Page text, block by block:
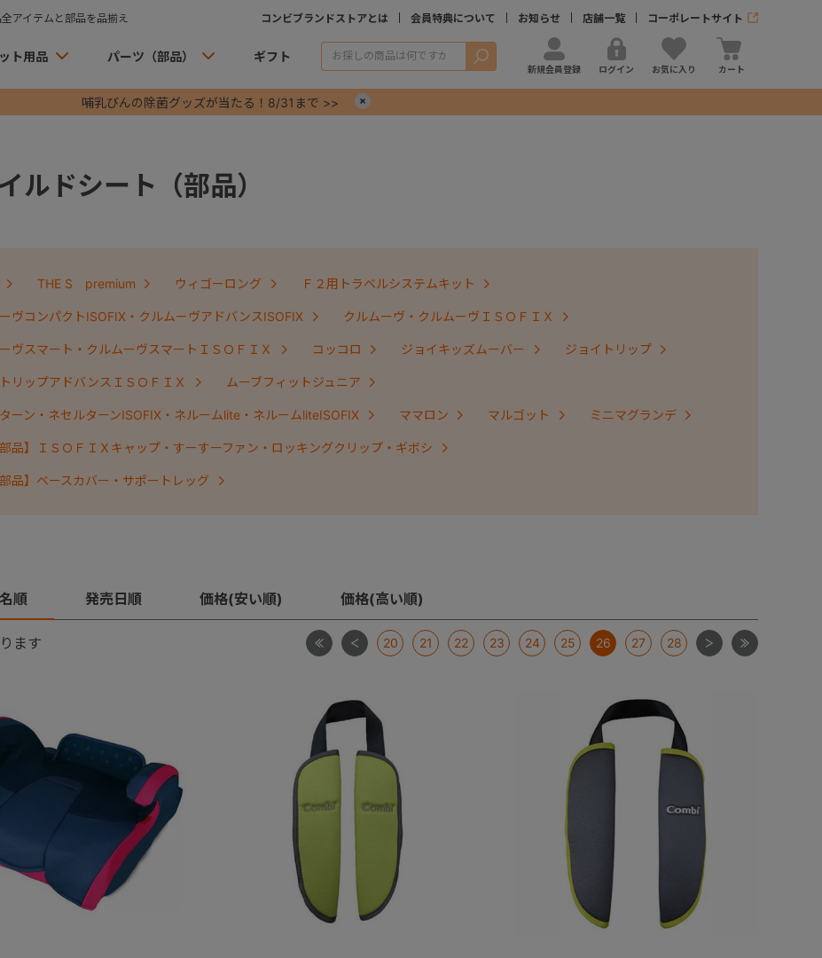
アイテムと部品を品揃え コンビブランドストアとは 会員特典について お知らせ 店舗一覧 コーポレートサイト
ト用品 パーツ（部品） ギフト 検索
新規会員登録 ログイン お気に入り カート
哺乳びんの除菌グッズが当たる！8/31まで >>
ルドシート（部品）
THE S premium ウィゴーロング Ｆ２用トラベルシステムキット
ヴコンパクトISOFIX・クルムーヴアドバンスISOFIX クルムーヴ・クルムーヴＩＳＯＦＩＸ
ヴスマート・クルムーヴスマートＩＳＯＦＩＸ コッコロ ジョイキッズムーバー ジョイトリップ
リップアドバンスＩＳＯＦＩＸ ムーブフィットジュニア
ーン・ネセルターンISOFIX・ネルームlite・ネルームliteISOFIX ママロン マルゴット ミニマグランデ
部品】ＩＳＯＦＩＸキャップ・すーすーファン・ロッキングクリップ・ギボシ
部品】ベースカバー・サポートレッグ
順 発売日順 価格(安い順) 価格(高い順)
ます 最初 前 20 21 22 23 24 25 26 27 28 次 最後